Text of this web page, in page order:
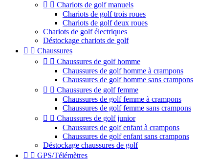
  Chariots de golf manuels
Chariots de golf trois roues
Chariots de golf deux roues
Chariots de golf électriques
Déstockage chariots de golf
  Chaussures
  Chaussures de golf homme
Chaussures de golf homme à crampons
Chaussures de golf homme sans crampons
  Chaussures de golf femme
Chaussures de golf femme à crampons
Chaussures de golf femme sans crampons
  Chaussures de golf junior
Chaussures de golf enfant à crampons
Chaussures de golf enfant sans crampons
Déstockage chaussures de golf
  GPS/Télémètres